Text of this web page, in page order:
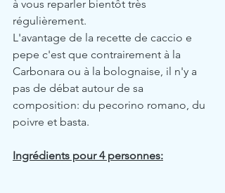
à vous reparler bientôt très
régulièrement.
L'avantage de la recette de caccio e
pepe c'est que contrairement à la
Carbonara ou à la bolognaise, il n'y a
pas de débat autour de sa
composition: du pecorino romano, du
poivre et basta.
Ingrédients pour 4 personnes: